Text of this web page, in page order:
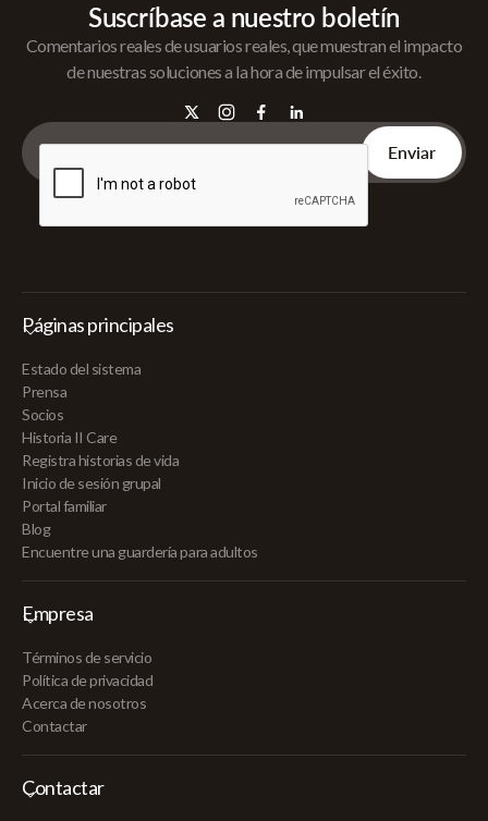
Suscríbase a nuestro boletín
Comentarios reales de usuarios reales, que muestran el impacto
de nuestras soluciones a la hora de impulsar el éxito.
Páginas principales
Estado del sistema
Prensa
Socios
Historia II Care
Registra historias de vida
Inicio de sesión grupal
Portal familiar
Blog
Encuentre una guardería para adultos
Empresa
Términos de servicio
Política de privacidad
Acerca de nosotros
Contactar
Contactar